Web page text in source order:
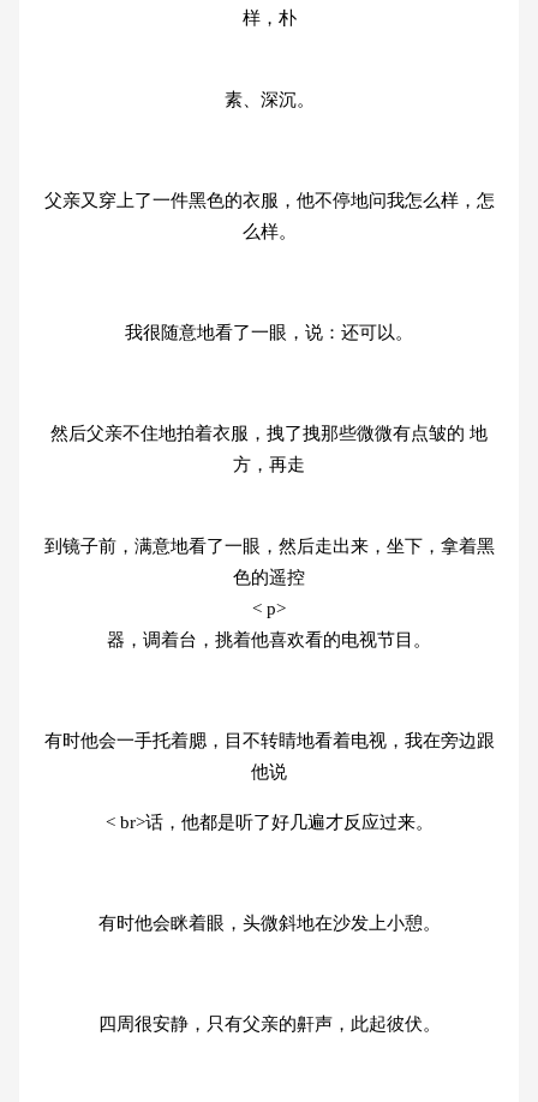
样，朴
素、深沉。
父亲又穿上了一件黑色的衣服，他不停地问我怎么样，怎
么样。
我很随意地看了一眼，说：还可以。
然后父亲不住地拍着衣服，拽了拽那些微微有点皱的 地
方，再走
到镜子前，满意地看了一眼，然后走出来，坐下，拿着黑
色的遥控
< p>
器，调着台，挑着他喜欢看的电视节目。
有时他会一手托着腮，目不转睛地看着电视，我在旁边跟
他说
< br>话，他都是听了好几遍才反应过来。
有时他会眯着眼，头微斜地在沙发上小憩。
四周很安静，只有父亲的鼾声，此起彼伏。